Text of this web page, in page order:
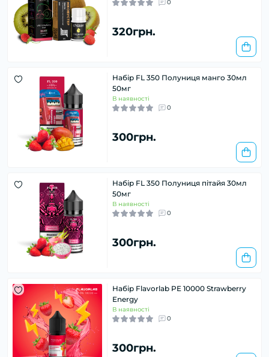
0
320грн.
Набір FL 350 Полуниця манго 30мл
50мг
В наявності
0
300грн.
Набір FL 350 Полуниця пітайя 30мл
50мг
В наявності
0
300грн.
Набір Flavorlab PE 10000 Strawberry
Energy
В наявності
0
300грн.